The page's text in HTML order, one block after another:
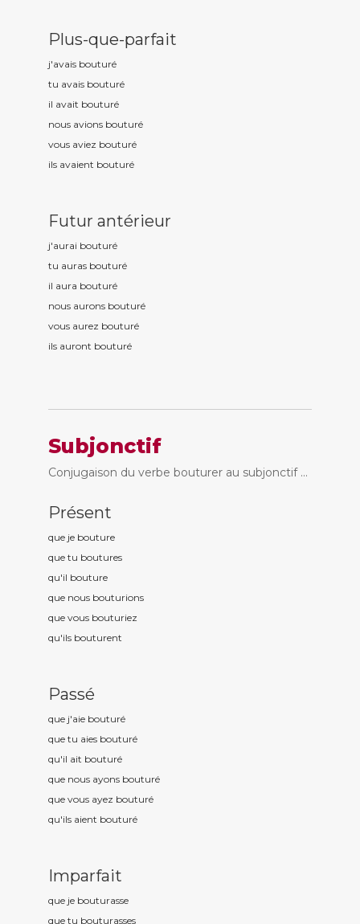
Plus-que-parfait
j'avais bouturé
tu avais bouturé
il avait bouturé
nous avions bouturé
vous aviez bouturé
ils avaient bouturé
Futur antérieur
j'aurai bouturé
tu auras bouturé
il aura bouturé
nous aurons bouturé
vous aurez bouturé
ils auront bouturé
Subjonctif
Conjugaison du verbe bouturer au subjonctif ...
Présent
que je bouture
que tu boutures
qu'il bouture
que nous bouturions
que vous bouturiez
qu'ils bouturent
Passé
que j'aie bouturé
que tu aies bouturé
qu'il ait bouturé
que nous ayons bouturé
que vous ayez bouturé
qu'ils aient bouturé
Imparfait
que je bouturasse
que tu bouturasses